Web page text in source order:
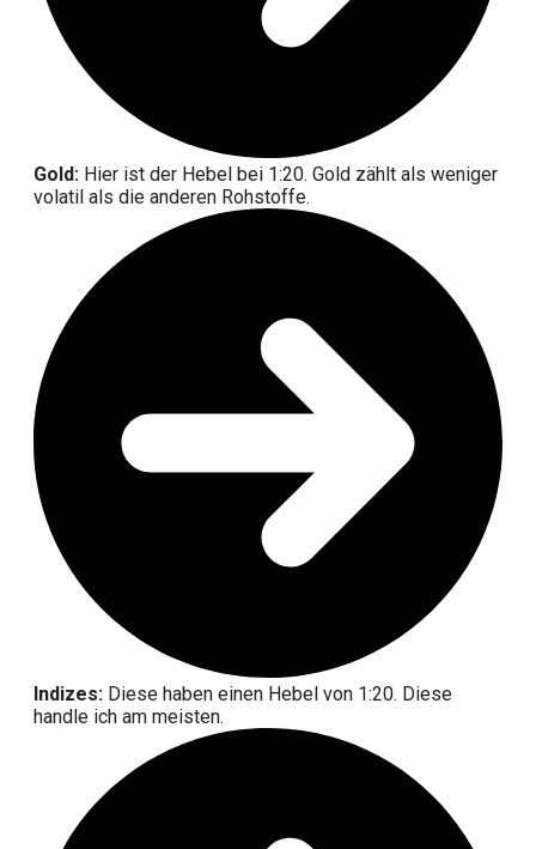
Gold: Hier ist der Hebel bei 1:20. Gold zählt als weniger
volatil als die anderen Rohstoffe.
Indizes: Diese haben einen Hebel von 1:20. Diese
handle ich am meisten.